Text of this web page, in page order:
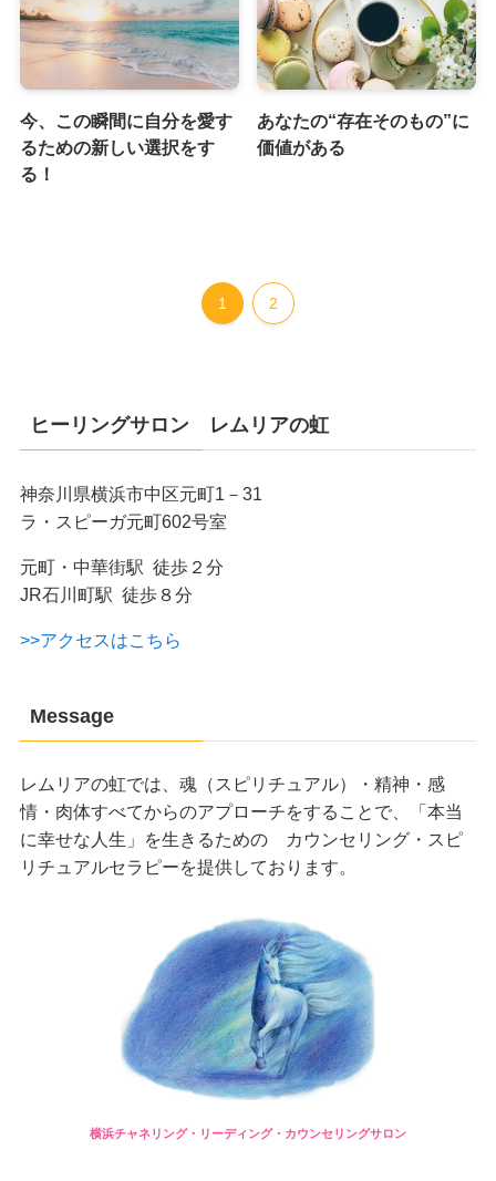
今、この瞬間に自分を愛す
るための新しい選択をす
る！
あなたの“存在そのもの”に
価値がある
1 2
ヒーリングサロン レムリアの虹
神奈川県横浜市中区元町1－31
ラ・スピーガ元町602号室
元町・中華街駅 徒歩２分
JR石川町駅 徒歩８分
>>アクセスはこちら
Message
レムリアの虹では、魂（スピリチュアル）・精神・感
情・肉体すべてからのアプローチをすることで、「本当
に幸せな人生」を生きるための カウンセリング・スピ
リチュアルセラピーを提供しております。
横浜チャネリング・リーディング・カウンセリングサロン